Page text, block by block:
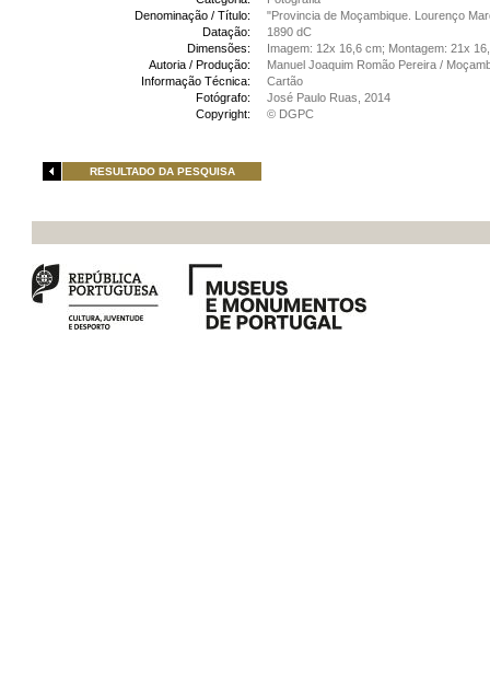
Denominação / Título:
"Provincia de Moçambique. Lourenço
Datação:
1890 dC
Dimensões:
Imagem: 12x 16,6 cm; Montagem: 21x
Autoria / Produção:
Manuel Joaquim Romão Pereira /
Informação Técnica:
Cartão
Fotógrafo:
José Paulo Ruas, 2014
Copyright:
© DGPC
RESULTADO DA PESQUISA